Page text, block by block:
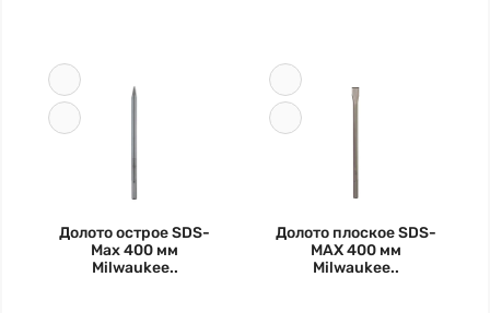
Долото острое SDS-
Max 400 мм
Milwaukee..
Долото плоское SDS-
MAX 400 мм
Milwaukee..